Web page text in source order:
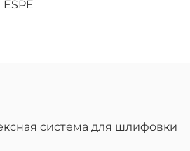
система для шлифовки